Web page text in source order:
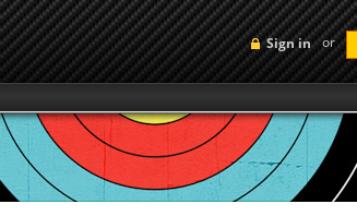
Sign in or